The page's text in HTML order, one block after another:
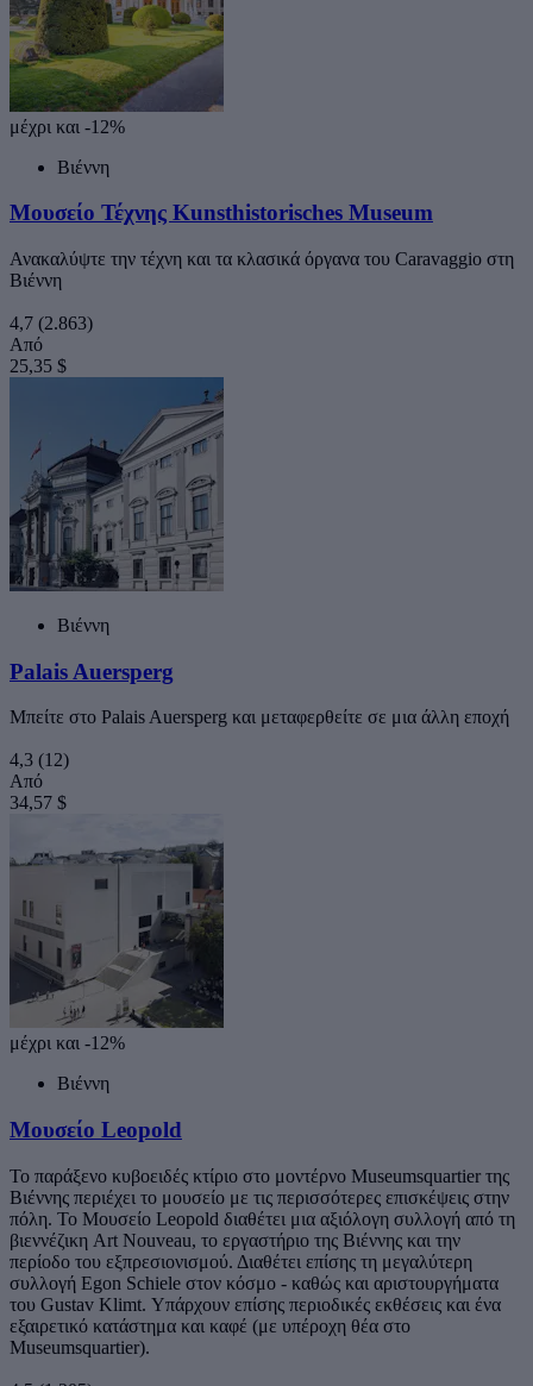
μέχρι και -12%
Βιέννη
Μουσείο Τέχνης Kunsthistorisches Museum
Ανακαλύψτε την τέχνη και τα κλασικά όργανα του Caravaggio στη
Βιέννη
4,7 (2.863)
Από
25,35 $
Βιέννη
Palais Auersperg
Μπείτε στο Palais Auersperg και μεταφερθείτε σε μια άλλη εποχή
4,3 (12)
Από
34,57 $
μέχρι και -12%
Βιέννη
Μουσείο Leopold
Το παράξενο κυβοειδές κτίριο στο μοντέρνο Museumsquartier της
Βιέννης περιέχει το μουσείο με τις περισσότερες επισκέψεις στην
πόλη. Το Μουσείο Leopold διαθέτει μια αξιόλογη συλλογή από τη
βιεννέζικη Art Nouveau, το εργαστήριο της Βιέννης και την
περίοδο του εξπρεσιονισμού. Διαθέτει επίσης τη μεγαλύτερη
συλλογή Egon Schiele στον κόσμο - καθώς και αριστουργήματα
του Gustav Klimt. Υπάρχουν επίσης περιοδικές εκθέσεις και ένα
εξαιρετικό κατάστημα και καφέ (με υπέροχη θέα στο
Museumsquartier).